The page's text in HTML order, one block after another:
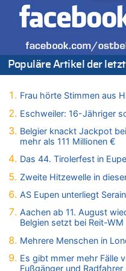
Politischer Eklat bei der
„Schwerwiegende und
09.08.2026 - 08:40 von
Leipzig, Mechernich und
Drohnen mit Strengstoff?
09.08.2026 - 08:21 von
Belgien setzt bei Reit-WM
09.08.2026 - 07:40 von
Aachen ab 11. August
Belgien setzt bei Reit-WM
09.08.2026 - 07:00 von
Leipzig, Mechernich und
Drohnen mit Strengstoff?
09.08.2026 - 01:10 von
Leipzig, Mechernich und
09.08.2026 - 01:07 von
Populäre Artikel der
Frau hörte Stimmen aus
Eschweiler: 16-Jähriger
Belgier knackt Jackpot
mehr als 111 Millionen €
Das 44. Tirolerfest in
Zweite Hitzewelle in
AS Eupen unterliegt
Aachen ab 11. August
Belgien setzt bei Reit-
Mehrere Menschen in
Es gibt mmer mehr Fälle
Fußgänger und